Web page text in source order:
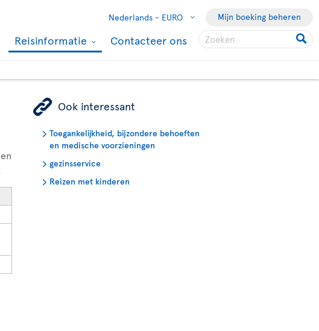
Nederlands - EURO Mijn boeking beheren
Reisinformatie Contacteer ons
ÿ Ook interessant
Toegankelijkheid, bijzondere behoeften
en medische voorzieningen
gezinsservice
Reizen met kinderen